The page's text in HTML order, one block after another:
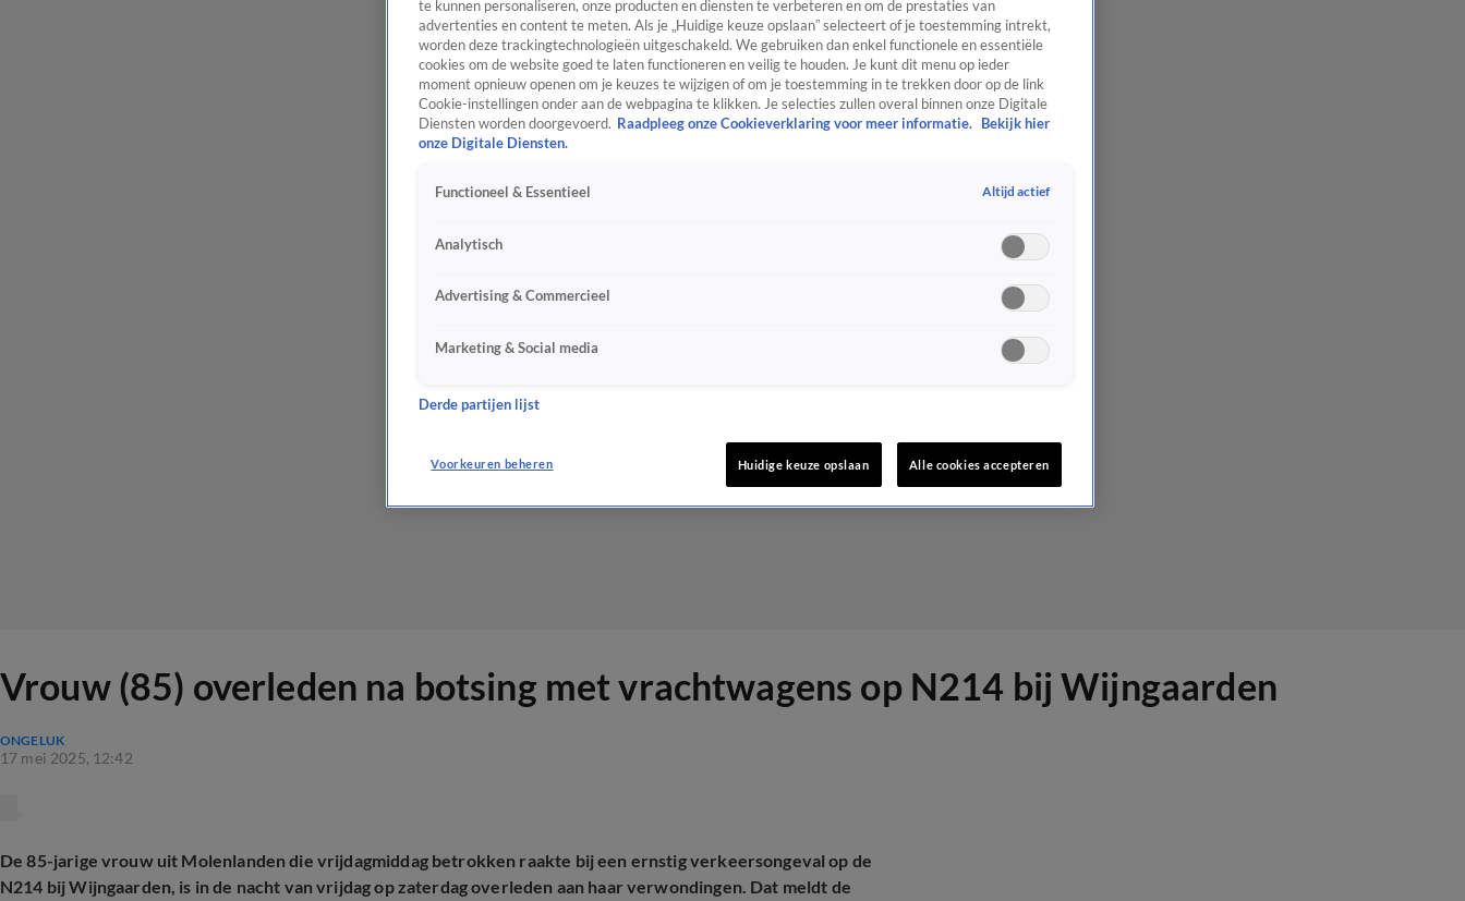
Vrouw (85) overleden na botsing met vrachtwagens op N214 bij Wijngaarden
ONGELUK
17 mei 2025, 12:42
De 85-jarige vrouw uit Molenlanden die vrijdagmiddag betrokken raakte bij een ernstig verkeersongeval op de
N214 bij Wijngaarden, is in de nacht van vrijdag op zaterdag overleden aan haar verwondingen. Dat meldt de
te kunnen personaliseren, onze producten en diensten te verbeteren en om de prestaties van
advertenties en content te meten. Als je „Huidige keuze opslaan” selecteert of je toestemming intrekt,
worden deze trackingtechnologieën uitgeschakeld. We gebruiken dan enkel functionele en essentiële
cookies om de website goed te laten functioneren en veilig te houden. Je kunt dit menu op ieder
moment opnieuw openen om je keuzes te wijzigen of om je toestemming in te trekken door op de link
Cookie-instellingen onder aan de webpagina te klikken. Je selecties zullen overal binnen onze Digitale
Diensten worden doorgevoerd. Raadpleeg onze Cookieverklaring voor meer informatie.
Bekijk hier
onze Digitale Diensten.
Functioneel & Essentieel Altijd actief
Analytisch
Advertising & Commercieel
Marketing & Social media
Derde partijen lijst
Voorkeuren beheren Huidige keuze opslaan Alle cookies accepteren